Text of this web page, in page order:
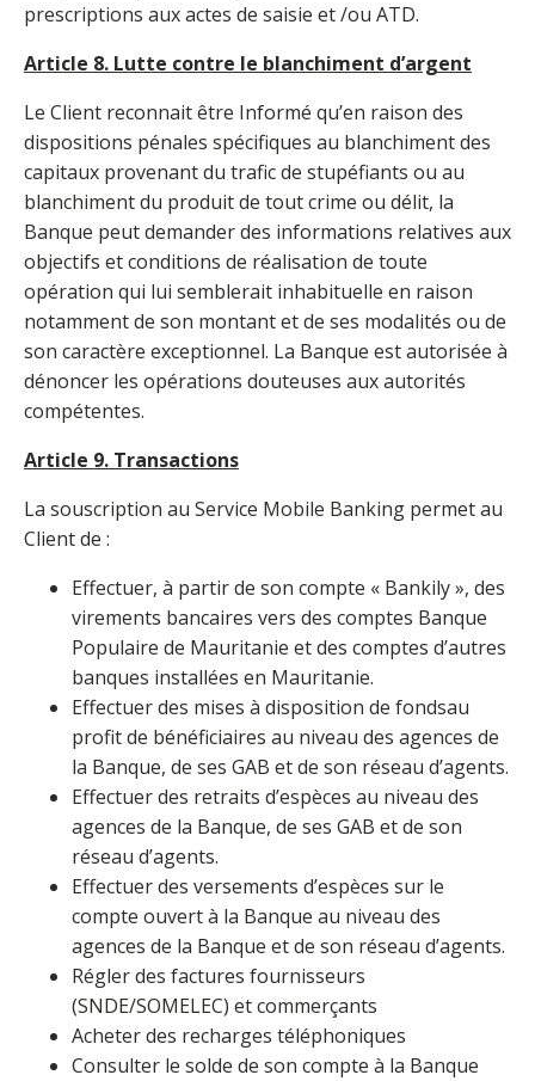
prescriptions aux actes de saisie et /ou ATD.
Article 8. Lutte contre le blanchiment d’argent
Le Client reconnait être Informé qu’en raison des
dispositions pénales spécifiques au blanchiment des
capitaux provenant du trafic de stupéfiants ou au
blanchiment du produit de tout crime ou délit, la
Banque peut demander des informations relatives aux
objectifs et conditions de réalisation de toute
opération qui lui semblerait inhabituelle en raison
notamment de son montant et de ses modalités ou de
son caractère exceptionnel. La Banque est autorisée à
dénoncer les opérations douteuses aux autorités
compétentes.
Article 9. Transactions
La souscription au Service Mobile Banking permet au
Client de :
Effectuer, à partir de son compte « Bankily », des
virements bancaires vers des comptes Banque
Populaire de Mauritanie et des comptes d’autres
banques installées en Mauritanie.
Effectuer des mises à disposition de fondsau
profit de bénéficiaires au niveau des agences de
la Banque, de ses GAB et de son réseau d’agents.
Effectuer des retraits d’espèces au niveau des
agences de la Banque, de ses GAB et de son
réseau d’agents.
Effectuer des versements d’espèces sur le
compte ouvert à la Banque au niveau des
agences de la Banque et de son réseau d’agents.
Régler des factures fournisseurs
(SNDE/SOMELEC) et commerçants
Acheter des recharges téléphoniques
Consulter le solde de son compte à la Banque